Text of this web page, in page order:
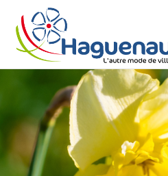
Panneau de gestion des cookies
Aller au contenu principal
Aller au menu
Aller au moteur de recherche